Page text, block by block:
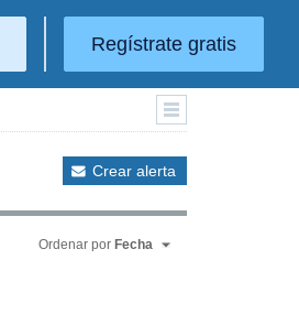
Regístrate gratis
Crear alerta
Ordenar por Fecha